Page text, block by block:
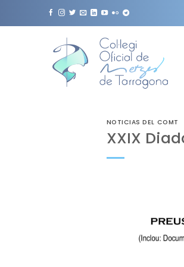
NOTICIAS DEL COMT
XXIX